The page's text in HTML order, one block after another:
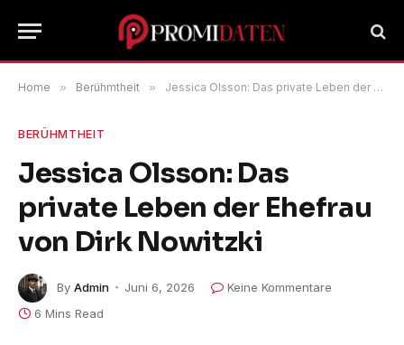
Home » Berühmtheit » Jessica Olsson: Das private Leben der Ehefrau von Dirk Nowitzki
BERÜHMTHEIT
Jessica Olsson: Das
private Leben der Ehefrau
von Dirk Nowitzki
By Admin Juni 6, 2026
Keine Kommentare
6 Mins Read